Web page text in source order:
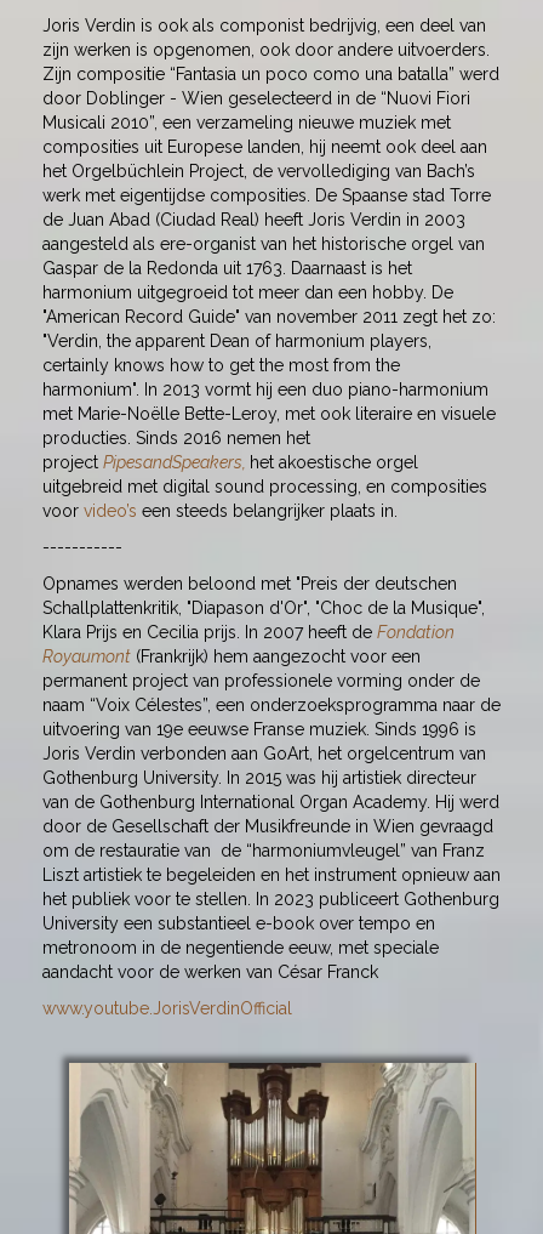
Joris Verdin is ook als componist bedrijvig, een deel van
zijn werken is opgenomen, ook door andere uitvoerders.
Zijn compositie “Fantasia un poco como una batalla” werd
door Doblinger - Wien geselecteerd in de “Nuovi Fiori
Musicali 2010”, een verzameling nieuwe muziek met
composities uit Europese landen, hij neemt ook deel aan
het Orgelbüchlein Project, de vervollediging van Bach’s
werk met eigentijdse composities. De Spaanse stad Torre
de Juan Abad (Ciudad Real) heeft Joris Verdin in 2003
aangesteld als ere-organist van het historische orgel van
Gaspar de la Redonda uit 1763. Daarnaast is het
harmonium uitgegroeid tot meer dan een hobby. De
"American Record Guide" van november 2011 zegt het zo:
"Verdin, the apparent Dean of harmonium players,
certainly knows how to get the most from the
harmonium". In 2013 vormt hij een duo piano-harmonium
met Marie-Noëlle Bette-Leroy, met ook literaire en visuele
producties. Sinds 2016 nemen het
project PipesandSpeakers het akoestische orgel
uitgebreid met digital sound processing, en composities
voor video’s een steeds belangrijker plaats in.
-----------
Opnames werden beloond met "Preis der deutschen
Schallplattenkritik, "Diapason d'Or", "Choc de la Musique",
Klara Prijs en Cecilia prijs. In 2007 heeft de Fondation
Royaumont (Frankrijk) hem aangezocht voor een
permanent project van professionele vorming onder de
naam “Voix Célestes”, een onderzoeksprogramma naar de
uitvoering van 19e eeuwse Franse muziek. Sinds 1996 is
Joris Verdin verbonden aan GoArt, het orgelcentrum van
Gothenburg University. In 2015 was hij artistiek directeur
van de Gothenburg International Organ Academy. Hij werd
door de Gesellschaft der Musikfreunde in Wien gevraagd
om de restauratie van de “harmoniumvleugel” van Franz
Liszt artistiek te begeleiden en het instrument opnieuw aan
het publiek voor te stellen. In 2023 publiceert Gothenburg
University een substantieel e-book over tempo en
metronoom in de negentiende eeuw, met speciale
aandacht voor de werken van César Franck
www.youtube.JorisVerdinOfficial